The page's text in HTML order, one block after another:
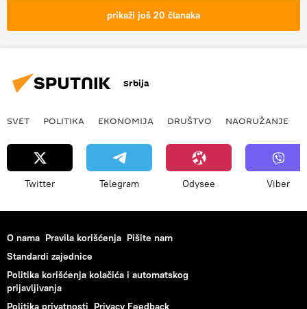
prikaži još 20 članaka
Srbija
SVET POLITIKA EKONOMIJA DRUŠTVO NAORUŽANJE
Twitter Telegram Odysee Viber
O nama Pravila korišćenja Pišite nam
Standardi zajednice
Politika korišćenja kolačića i automatskog
prijavljivanja
Politika privatnosti Privacy Feedback